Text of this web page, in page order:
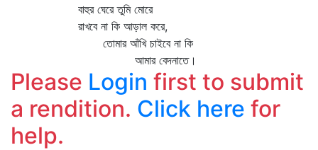
বাহুর ঘেরে তুমি মোরে
রাখবে না কি আড়াল করে,
তোমার আঁখি চাইবে না কি
আমার বেদনাতে।
Please Login first to submit
a rendition. Click here for
help.